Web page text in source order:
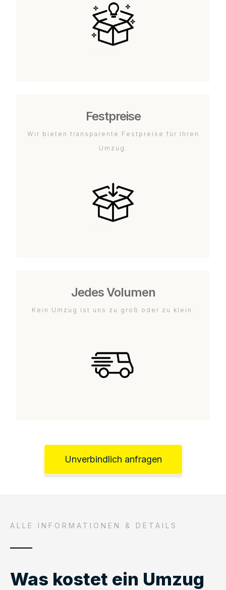
Festpreise
Wir bieten transparente Festpreise für Ihren
Umzug.
Jedes Volumen
Kein Umzug ist uns zu groß oder zu klein.
Unverbindlich anfragen
ALLE INFORMATIONEN & DETAILS
Was kostet ein Umzug